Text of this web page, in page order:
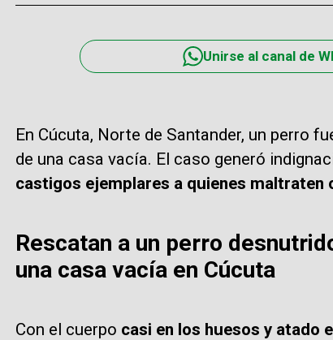
Unirse al canal de
En Cúcuta, Norte de Santander, un perro
de una casa vacía. El caso generó
castigos ejemplares a quienes maltraten
Rescatan a un perro
una casa vacía en Cúcuta
Con el cuerpo casi en los huesos y atado